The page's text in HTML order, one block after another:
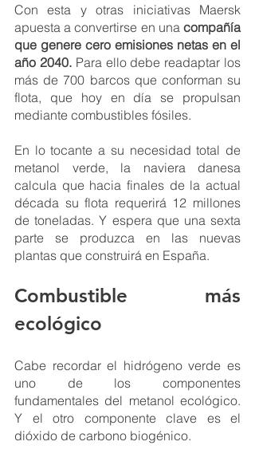
Con esta y otras iniciativas Maersk
apuesta a convertirse en una compañía
que genere cero emisiones netas en el
año 2040. Para ello debe readaptar los
más de 700 barcos que conforman su
flota, que hoy en día se propulsan
mediante combustibles fósiles.
En lo tocante a su necesidad total de
metanol verde, la naviera danesa
calcula que hacia finales de la actual
década su flota requerirá 12 millones
de toneladas. Y espera que una sexta
parte se produzca en las nuevas
plantas que construirá en España.
Combustible más
ecológico
Cabe recordar el hidrógeno verde es
uno de los componentes
fundamentales del metanol ecológico.
Y el otro componente clave es el
dióxido de carbono biogénico.